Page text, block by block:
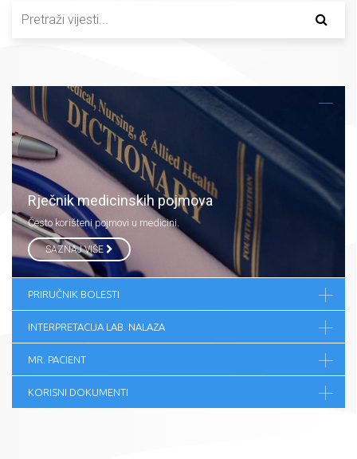
Rječnik medicinskih pojmova
Često korišteni pojmovi u medicini.
SAZNAJ VIŠE
PRIRUČNIK BOLESTI
INTERPRETACIJA LAB. NALAZA
MR. PACIENT
KORISNI DOKUMENTI